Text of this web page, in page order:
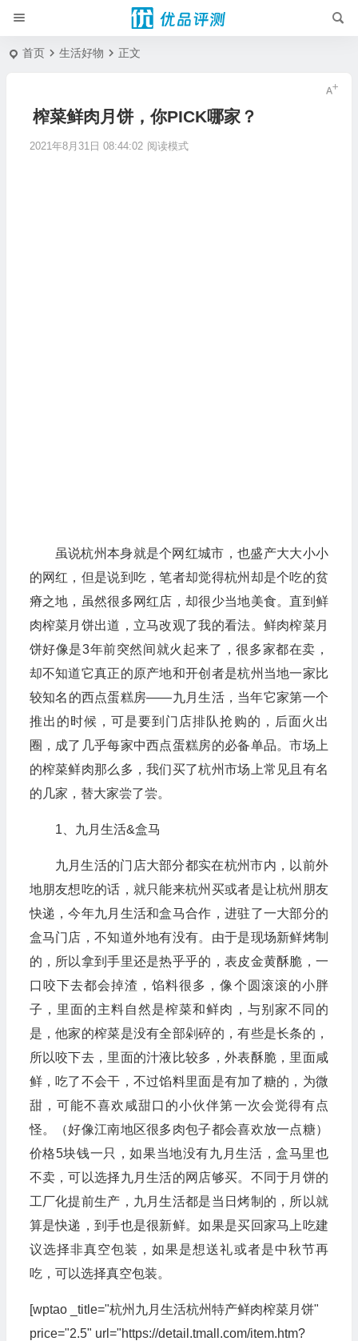
首页 生活好物 正文
榨菜鲜肉月饼，你PICK哪家？
2021年8月31日 08:44:02 阅读模式
虽说杭州本身就是个网红城市，也盛产大大小小
的网红，但是说到吃，笔者却觉得杭州却是个吃的贫
瘠之地，虽然很多网红店，却很少当地美食。直到鲜
肉榨菜月饼出道，立马改观了我的看法。鲜肉榨菜月
饼好像是3年前突然间就火起来了，很多家都在卖，
却不知道它真正的原产地和开创者是杭州当地一家比
较知名的西点蛋糕房——九月生活，当年它家第一个
推出的时候，可是要到门店排队抢购的，后面火出
圈，成了几乎每家中西点蛋糕房的必备单品。市场上
的榨菜鲜肉那么多，我们买了杭州市场上常见且有名
的几家，替大家尝了尝。
1、九月生活&盒马
九月生活的门店大部分都实在杭州市内，以前外
地朋友想吃的话，就只能来杭州买或者是让杭州朋友
快递，今年九月生活和盒马合作，进驻了一大部分的
盒马门店，不知道外地有没有。由于是现场新鲜烤制
的，所以拿到手里还是热乎乎的，表皮金黄酥脆，一
口咬下去都会掉渣，馅料很多，像个圆滚滚的小胖
子，里面的主料自然是榨菜和鲜肉，与别家不同的
是，他家的榨菜是没有全部剁碎的，有些是长条的，
所以咬下去，里面的汁液比较多，外表酥脆，里面咸
鲜，吃了不会干，不过馅料里面是有加了糖的，为微
甜，可能不喜欢咸甜口的小伙伴第一次会觉得有点
怪。（好像江南地区很多肉包子都会喜欢放一点糖）
价格5块钱一只，如果当地没有九月生活，盒马里也
不卖，可以选择九月生活的网店够买。不同于月饼的
工厂化提前生产，九月生活都是当日烤制的，所以就
算是快递，到手也是很新鲜。如果是买回家马上吃建
议选择非真空包装，如果是想送礼或者是中秋节再
吃，可以选择真空包装。
[wptao _title="杭州九月生活杭州特产鲜肉榨菜月饼"
price="2.5" url="https://detail.tmall.com/item.htm?